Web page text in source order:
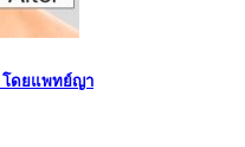
โดยแพทย์ญา